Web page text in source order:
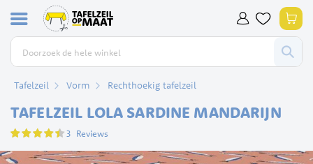
naar
inhoud
Tafelzeil Vorm Rechthoekig tafelzeil
TAFELZEIL LOLA SARDINE MANDARIJN
Waardering:3 Reviews
Ga